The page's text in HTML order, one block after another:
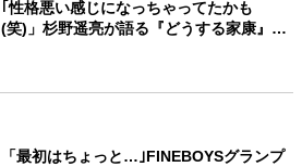
｢性格悪い感じになっちゃってたかも
(笑)」杉野遥亮が語る『どうする家康』…
「最初はちょっと…｣FINEBOYSグランプ